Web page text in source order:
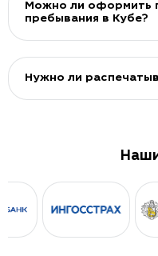
Можно ли оформить
пребывания в Кубе?
Нужно ли